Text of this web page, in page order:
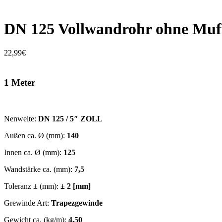
DN 125 Vollwandrohr ohne
22,99€
1 Meter
Nenweite: DN 125 / 5″ ZOLL
Außen ca. Ø (mm): 140
Innen ca. Ø (mm): 125
Wandstärke ca. (mm): 7,5
Toleranz ± (mm): ± 2 [mm]
Grewinde Art: Trapezgewinde
Gewicht ca. (kg/m): 4.50